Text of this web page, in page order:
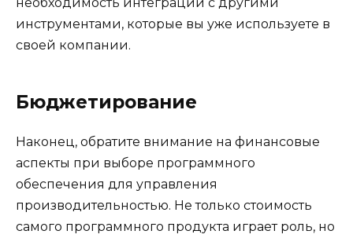
необходимость интеграции с другими
инструментами, которые вы уже используете в
своей компании.
Бюджетирование
Наконец, обратите внимание на финансовые
аспекты при выборе программного
обеспечения для управления
производительностью. Не только стоимость
самого программного продукта играет роль, но